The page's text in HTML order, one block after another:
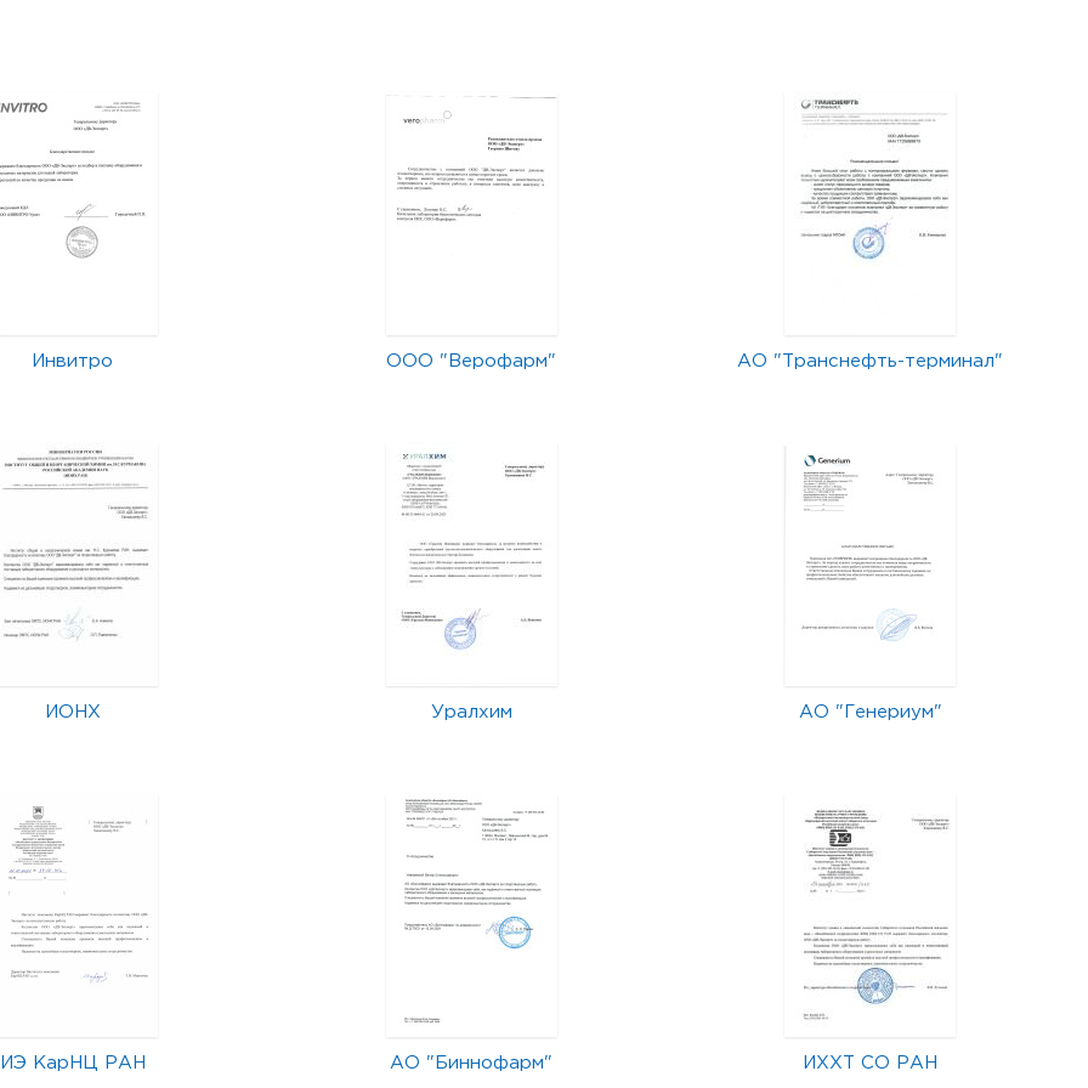
Инвитро ООО "Верофарм" АО "Транснефть-терминал"
ИОНХ Уралхим АО "Генериум"
ИЭ КарНЦ РАН АО "Биннофарм" ИХХТ СО РАН